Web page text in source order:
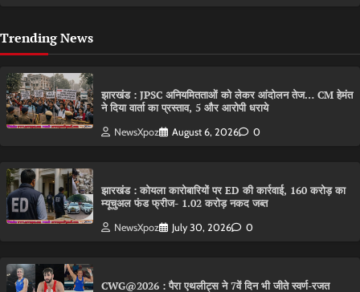
Trending News
झारखंड : JPSC अनियमितताओं को लेकर आंदोलन तेज… CM हेमंत
ने दिया वार्ता का प्रस्ताव, 5 और आरोपी धराये
NewsXpoz August 6, 2026 0
झारखंड : कोयला कारोबारियों पर ED की कार्रवाई, 160 करोड़ का
म्यूचुअल फंड फ्रीज- 1.02 करोड़ नकद जब्त
NewsXpoz July 30, 2026 0
CWG@2026 : पैरा एथलीट्स ने 7वें दिन भी जीते स्वर्ण-रजत